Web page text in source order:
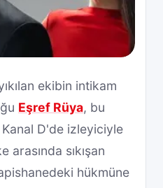
ekibin intikam
Eşref Rüya, bu
D'de izleyiciyle
arasında sıkışan
hükmüne